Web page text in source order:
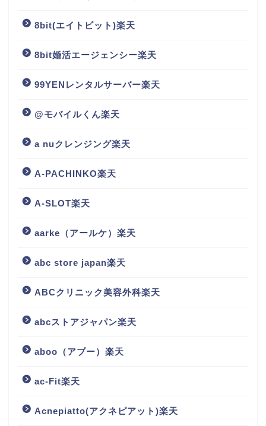
8bit(エイトビット)楽天
8bit婚活エージェンシー楽天
99YENレンタルサーバー楽天
@モバイルくん楽天
a nuクレンジング楽天
A-PACHINKO楽天
A-SLOT楽天
aarke（アールケ）楽天
abc store japan楽天
ABCクリニック美容外科楽天
abcストアジャパン楽天
aboo（アブー）楽天
ac-Fit楽天
Acnepiatto(アクネピアット)楽天